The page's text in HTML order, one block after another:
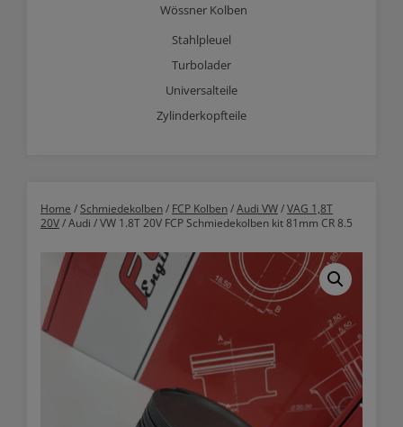
Wössner Kolben
Stahlpleuel
Turbolader
Universalteile
Zylinderkopfteile
Home /Schmiedekolben/ FCP Kolben/Audi VW/VAG 1,8T
20V/ Audi / VW 1.8T 20V FCP Schmiedekolben kit 81mm CR 8.5